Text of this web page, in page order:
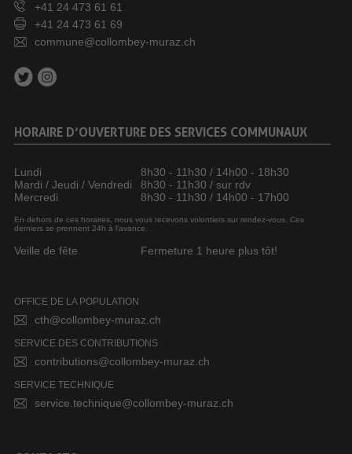
+41 24 473 61 61
+41 24 473 61 69
commune@collombey-muraz.ch
HORAIRE D’OUVERTURE DES SERVICES COMMUNAUX
Lundi
8h30 - 11h30 / 14h00 - 18h30
Mardi / Jeudi / Vendredi
8h30 - 11h30 / sur rdv
Mercredi
8h30 - 11h30 / 14h00 - 17h00
En dehors de ces horaires, nous vous recevons volontiers sur rendez-vous. Ces
derniers se prennent 24h à l’avance.
Veille de fête Fermeture 1 heure plus tôt!
OFFICE DE LA POPULATION
cth@collombey-muraz.ch
SERVICE DES CONTRIBUTIONS
contributions@collombey-muraz.ch
SERVICE TECHNIQUE
service.technique@collombey-muraz.ch